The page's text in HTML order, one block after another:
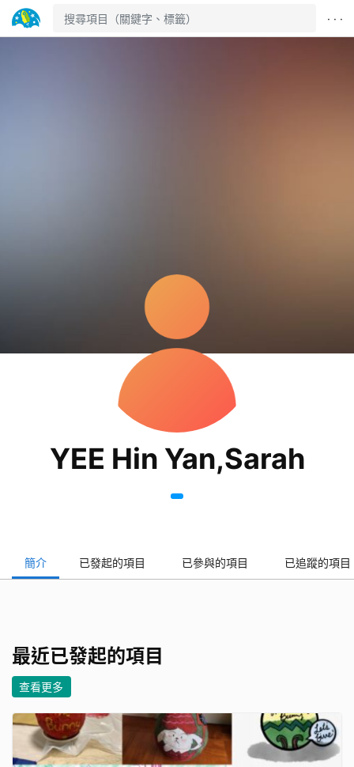
· · ·
YEE Hin Yan,Sarah
簡介 已發起的項目 已參與的項目 已追蹤的項目
最近已發起的項目
查看更多